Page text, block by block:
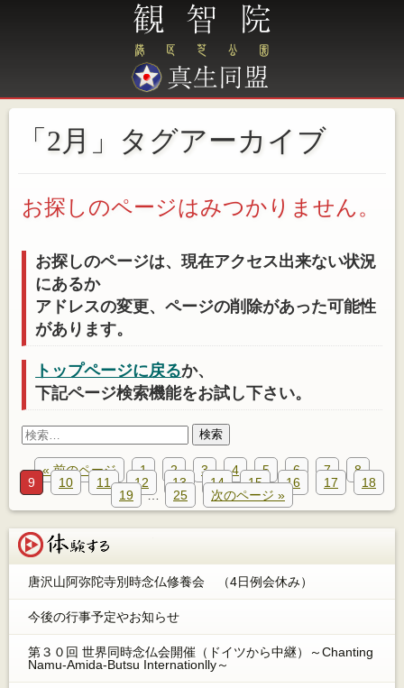
「2月」タグアーカイブ
お探しのページはみつかりません。
お探しのページは、現在アクセス出来ない状況
にあるか
アドレスの変更、ページの削除があった可能性
があります。
トップページに戻るか、
下記ページ検索機能をお試し下さい。
検
« 前のページ
1 2 3 4 5 6 7
8
9
10 11 12 13 14 15 16 17
18
19
… 25 次のページ »
唐沢山阿弥陀寺別時念仏修養会 （4日例会休み）
今後の行事予定やお知らせ
第３０回 世界同時念仏会開催（ドイツから中継）～Chanting
Namu-Amida-Butsu Internationlly～